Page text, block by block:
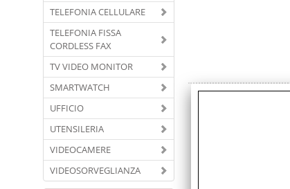
TELEFONIA CELLULARE
TELEFONIA FISSA
CORDLESS FAX
TV VIDEO MONITOR
SMARTWATCH
UFFICIO
UTENSILERIA
VIDEOCAMERE
VIDEOSORVEGLIANZA